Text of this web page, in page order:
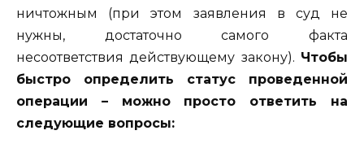
ничтожным (при этом заявления в суд не
нужны, достаточно самого факта
несоответствия действующему закону). Чтобы
быстро определить статус проведенной
операции – можно просто ответить на
следующие вопросы: